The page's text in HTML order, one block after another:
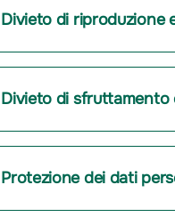
Divieto di riproduzione
Divieto di
Protezione dei dati